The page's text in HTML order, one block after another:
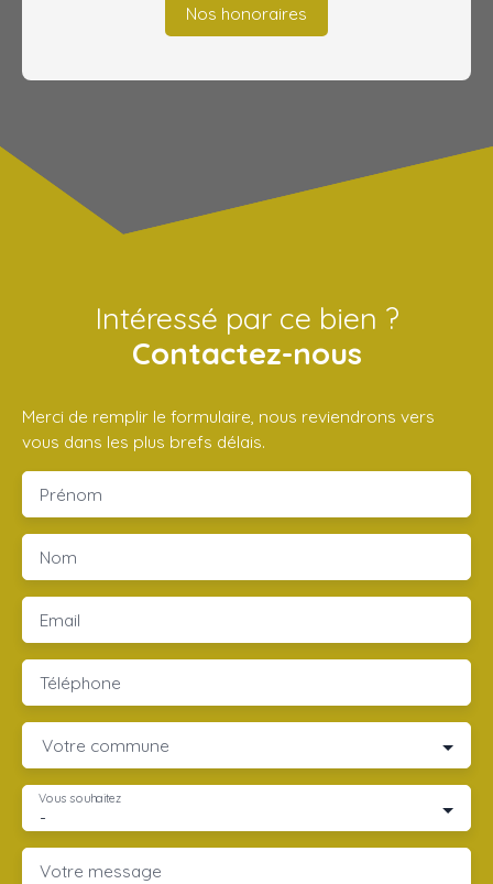
Nos honoraires
Intéressé par ce bien ?
Contactez-nous
Merci de remplir le formulaire, nous reviendrons vers
vous dans les plus brefs délais.
Prénom
Nom
Email
Téléphone
Votre commune
-
Vous souhaitez
Votre message